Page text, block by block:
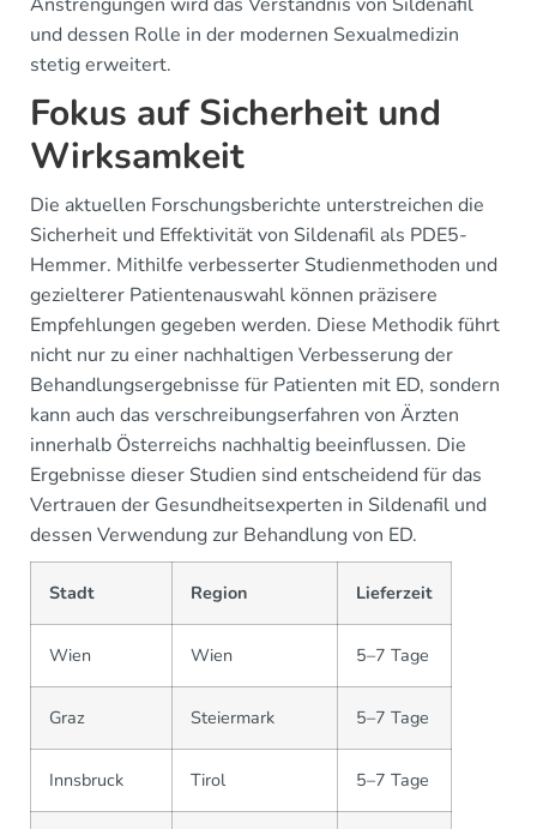
Anstrengungen wird das Verständnis von Sildenafil
und dessen Rolle in der modernen Sexualmedizin
stetig erweitert.
Fokus auf Sicherheit und
Wirksamkeit
Die aktuellen Forschungsberichte unterstreichen die
Sicherheit und Effektivität von Sildenafil als PDE5-
Hemmer. Mithilfe verbesserter Studienmethoden und
gezielterer Patientenauswahl können präzisere
Empfehlungen gegeben werden. Diese Methodik führt
nicht nur zu einer nachhaltigen Verbesserung der
Behandlungsergebnisse für Patienten mit ED, sondern
kann auch das verschreibungserfahren von Ärzten
innerhalb Österreichs nachhaltig beeinflussen. Die
Ergebnisse dieser Studien sind entscheidend für das
Vertrauen der Gesundheitsexperten in Sildenafil und
dessen Verwendung zur Behandlung von ED.
Stadt Region Lieferzeit
Wien Wien 5–7 Tage
Graz Steiermark 5–7 Tage
Innsbruck Tirol 5–7 Tage